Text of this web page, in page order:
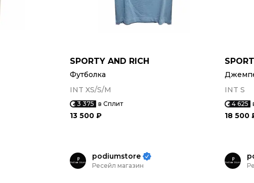
SPORTY AND RICH
Футболка
INT XS/S/M
3 375 в Сплит
13 500 ₽
INT S
4 625
18 500
podiumstore
Ресейл магазин